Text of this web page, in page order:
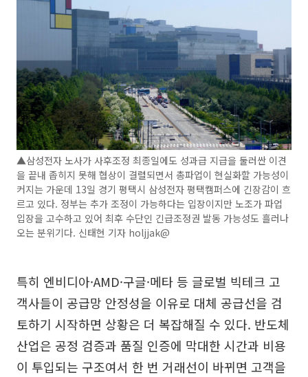
▲삼성전자 노사가 사후조정 최종일에도 성과급 지급을 둘러싼 이견
을 끝내 좁히지 못해 협상이 결렬되면서 총파업이 현실화할 가능성이
커지는 가운데 13일 경기 평택시 삼성전자 평택캠퍼스에 긴장감이 흐
르고 있다. 정부는 추가 조정이 가능하다는 입장이지만 노조가 파업
입장을 고수하고 있어 최후 수단인 긴급조정권 발동 가능성도 흘러나
오는 분위기다. 신태현 기자 holjjak@
특히 엔비디아·AMD·구글·메타 등 글로벌 빅테크 고
객사들이 공급망 안정성을 이유로 대체 공급선을 검
토하기 시작하면 상황은 더 복잡해질 수 있다. 반도체
산업은 공정 검증과 품질 인증에 막대한 시간과 비용
이 투입되는 구조여서 한 번 거래선이 바뀌면 고객을